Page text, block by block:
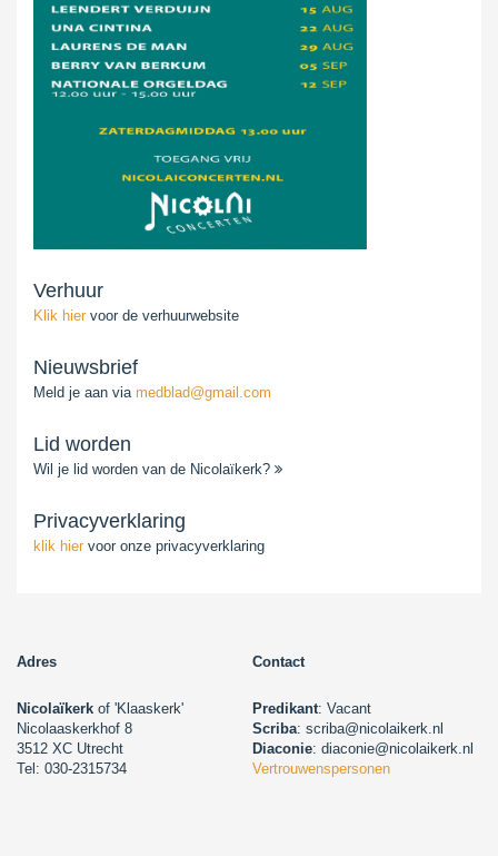
Verhuur
Klik hier voor de verhuurwebsite
Nieuwsbrief
Meld je aan via medblad@gmail.com
Lid worden
Wil je lid worden van de Nicolaïkerk?
Privacyverklaring
klik hier voor onze privacyverklaring
Adres Contact
Nicolaïkerk of 'Klaaskerk'
Nicolaaskerkhof 8
3512 XC Utrecht
Tel: 030-2315734
Predikant: Vacant
Scriba: scriba@nicolaikerk.nl
Diaconie: diaconie@nicolaikerk.nl
Vertrouwenspersonen